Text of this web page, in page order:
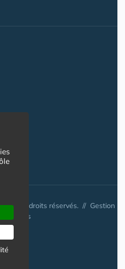
- Tous droits réservés. // Gestion
cookies